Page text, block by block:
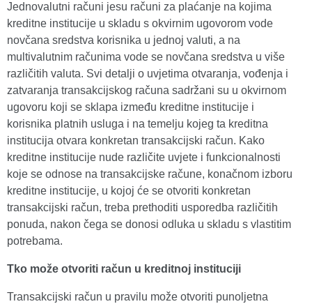
Jednovalutni računi jesu računi za plaćanje na kojima
kreditne institucije u skladu s okvirnim ugovorom vode
novčana sredstva korisnika u jednoj valuti, a na
multivalutnim računima vode se novčana sredstva u više
različitih valuta. Svi detalji o uvjetima otvaranja, vođenja i
zatvaranja transakcijskog računa sadržani su u okvirnom
ugovoru koji se sklapa između kreditne institucije i
korisnika platnih usluga i na temelju kojeg ta kreditna
institucija otvara konkretan transakcijski račun. Kako
kreditne institucije nude različite uvjete i funkcionalnosti
koje se odnose na transakcijske račune, konačnom izboru
kreditne institucije, u kojoj će se otvoriti konkretan
transakcijski račun, treba prethoditi usporedba različitih
ponuda, nakon čega se donosi odluka u skladu s vlastitim
potrebama.
Tko može otvoriti račun u kreditnoj instituciji
Transakcijski račun u pravilu može otvoriti punoljetna